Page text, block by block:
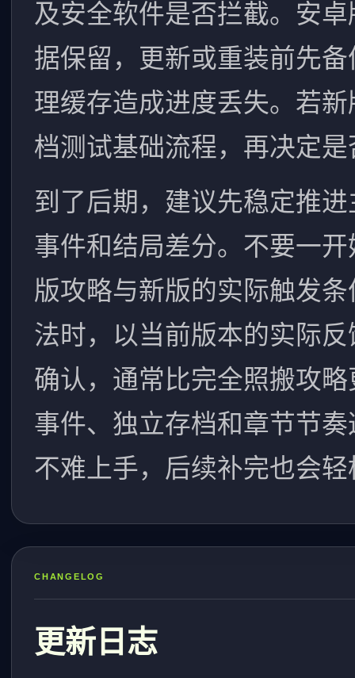
及安全软件是否拦截。安
据保留，更新或重装前先
理缓存造成进度丢失。若
档测试基础流程，再决定
到了后期，建议先稳定推
事件和结局差分。不要一
版攻略与新版的实际触发
法时，以当前版本的实际
确认，通常比完全照搬攻
事件、独立存档和章节节
不难上手，后续补完也会
CHANGELOG
更新日志